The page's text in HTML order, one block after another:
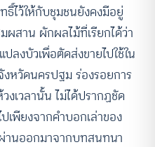
ธิ์ไว้ให้กับชุมชนยังคงมีอยู่
ผสาน ผักผลไม้ที่เรียกได้ว่า
ลงบัวเพื่อตัดส่งขายไปใช้ใน
งหวัดนครปฐม ร่องรอยการ
งเวลานั้น ไม่ได้ปรากฏชัด
เพียงจากคำบอกเล่าของ
านออกมาจากบทสนทนา